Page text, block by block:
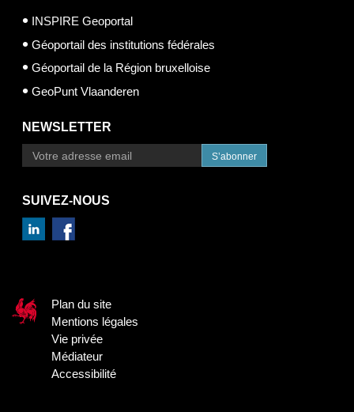
INSPIRE Geoportal
Géoportail des institutions fédérales
Géoportail de la Région bruxelloise
GeoPunt Vlaanderen
NEWSLETTER
S’abonner
SUIVEZ-NOUS
Plan du site
Mentions légales
Vie privée
Médiateur
Accessibilité